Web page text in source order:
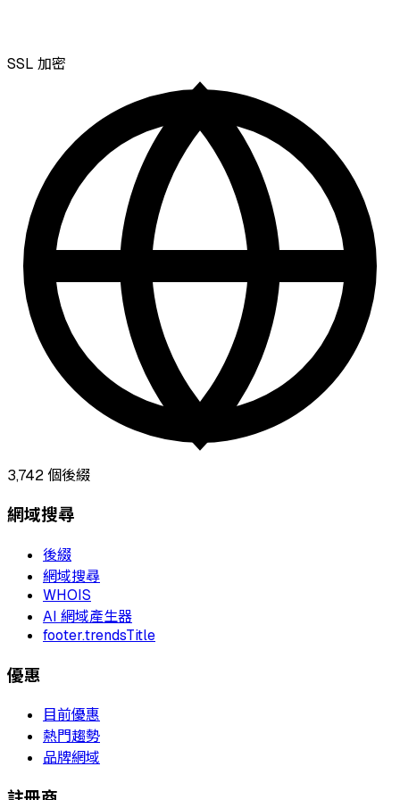
SSL 加密
3,742個後綴
網域搜尋
後綴
網域搜尋
WHOIS
AI 網域產生器
footer.trendsTitle
優惠
目前優惠
熱門趨勢
品牌網域